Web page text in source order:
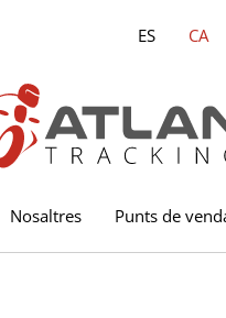
ES CA
Nosaltres Punts de